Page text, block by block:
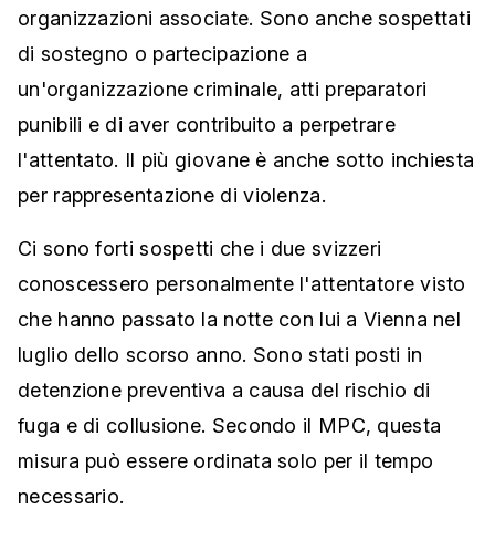
organizzazioni associate. Sono anche sospettati
di sostegno o partecipazione a
un'organizzazione criminale, atti preparatori
punibili e di aver contribuito a perpetrare
l'attentato. Il più giovane è anche sotto inchiesta
per rappresentazione di violenza.
Ci sono forti sospetti che i due svizzeri
conoscessero personalmente l'attentatore visto
che hanno passato la notte con lui a Vienna nel
luglio dello scorso anno. Sono stati posti in
detenzione preventiva a causa del rischio di
fuga e di collusione. Secondo il MPC, questa
misura può essere ordinata solo per il tempo
necessario.